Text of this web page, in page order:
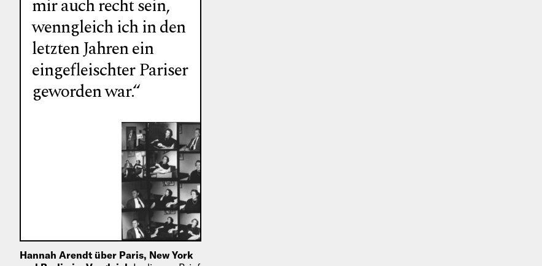
mir auch recht sein,
wenngleich ich in den
letzten Jahren ein
eingefleischter Pariser
geworden war.“
Hannah Arendt über Paris, New York